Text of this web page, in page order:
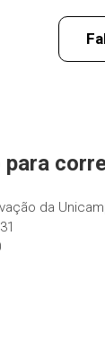
para
da